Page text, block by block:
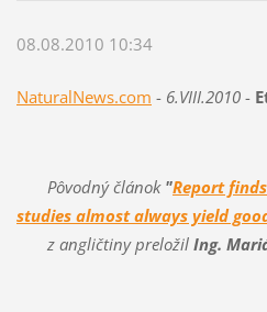
08.08.2010 10:34
NaturalNews.com - 6.VIII.2010-
Pôvodný článok "Report
studies almost always yield
z angličtiny preložil Ing.